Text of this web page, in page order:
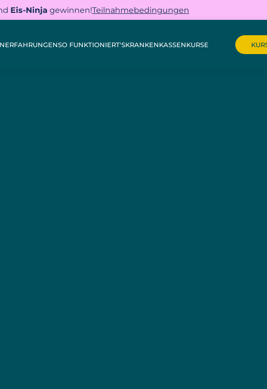
Eis-Ninja gewinnen!Teilnahmebedingungen
ERFAHRUNGENSO FUNKTIONIERT'SKRANKENKASSENKURSE